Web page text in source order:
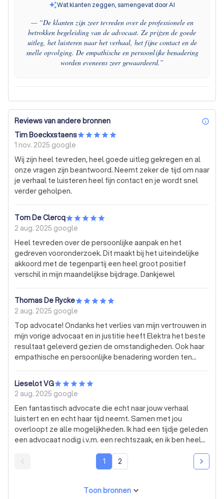
Wat klanten zeggen, samengevat door AI
— “De klanten zijn zeer tevreden over de professionele en
betrokken begeleiding van de advocaat. Ze prijzen de goede
uitleg, het luisteren naar het verhaal, het fijne contact en de
snelle opvolging. De empathische en persoonlijke benadering
worden eveneens zeer gewaardeerd.”
Reviews van andere bronnen
Tim Boeckxstaens
1 nov. 2025 google
Wij zijn heel tevreden, heel goede uitleg gekregen en al
onze vragen zijn beantwoord. Neemt zeker de tijd om naar
je verhaal te luisteren heel fijn contact en je wordt snel
verder geholpen.
Tom De Clercq
2 aug. 2025 google
Heel tevreden over de persoonlijke aanpak en het
gedreven vooronderzoek. Dit maakt bij het uiteindelijke
akkoord met de tegenpartij een heel groot positief
verschil in mijn maandelijkse bijdrage. Dankjewel
Thomas De Rycke
2 aug. 2025 google
Top advocate! Ondanks het verlies van mijn vertrouwen in
mijn vorige advocaat en in justitie heeft Elektra het beste
resultaat geleverd gezien de omstandigheden. Ook haar
empathische en persoonlijke benadering worden ten
Lieselot VG
2 aug. 2025 google
Een fantastisch advocate die echt naar jouw verhaal
luistert en en echt haar tijd neemt. Samen met jou
overloopt ze alle mogelijkheden. Ik had een tijdje geleden
een advocaat nodig i.v.m. een rechtszaak, en ik ben heel
beveel ze ten zeerste aan.1 2
Toon bronnen